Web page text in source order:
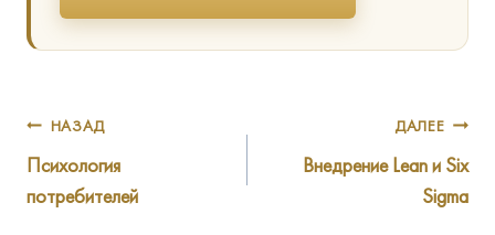
Навигация
по
записям
НАЗАД
Психология
потребителей
ДАЛЕЕ
Внедрение Lean и Six
Sigma